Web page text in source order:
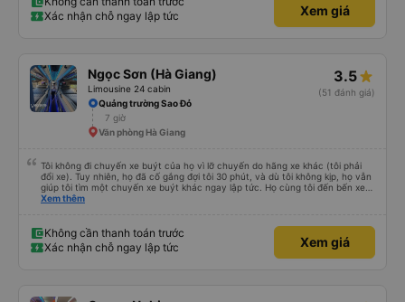
Xác nhận chỗ ngay lập tức
Xem giá
Ngọc Sơn (Hà Giang)
Limousine 24 cabin
3.5
(51 đánh giá)
Quảng trường Sao Đỏ
7 giờ
Văn phòng Hà Giang
Tôi không đi chuyến xe buýt của họ vì lỡ chuyến do hãng xe khác (tôi phải
đổi xe). Tuy nhiên, họ đã cố gắng đợi tôi 30 phút, và dù tôi không kịp, họ vẫn
giúp tôi tìm một chuyến xe buýt khác ngay lập tức. Họ cùng tôi đến bến xe
và chỉ cho tôi tuyến xe. Rất chuyên nghiệp.
Xem thêm
Không cần thanh toán trước
Xác nhận chỗ ngay lập tức
Xem giá